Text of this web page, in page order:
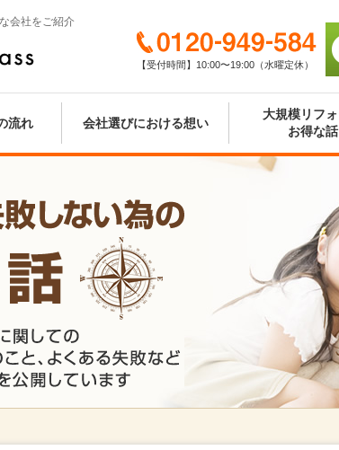
会社をご紹介
0120-949-584
【受付時間】10:00〜19:00（水曜定休）
流れ 会社選びにおける想い
大規模リフ
お得な話